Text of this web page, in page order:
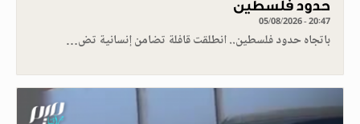
حدود فلسطين
05/08/2026 - 20:47
باتجاه حدود فلسطين.. انطلقت قافلة تضامن إنسانية تض…